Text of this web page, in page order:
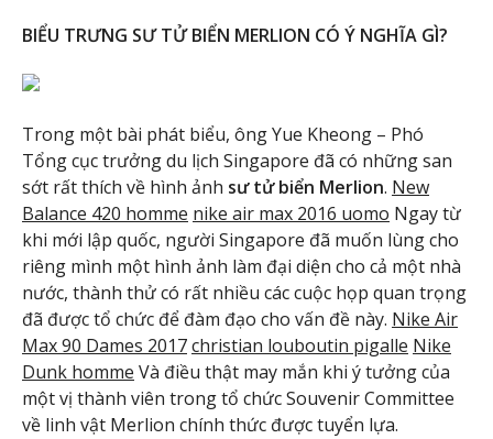
BIỂU TRƯNG SƯ TỬ BIỂN MERLION CÓ Ý NGHĨA GÌ?
Trong một bài phát biểu, ông Yue Kheong – Phó
Tổng cục trưởng du lịch Singapore đã có những san
sớt rất thích về hình ảnh sư tử biển Merlion. New
Balance 420 homme nike air max 2016 uomo Ngay từ
khi mới lập quốc, người Singapore đã muốn lùng cho
riêng mình một hình ảnh làm đại diện cho cả một nhà
nước, thành thử có rất nhiều các cuộc họp quan trọng
đã được tổ chức để đàm đạo cho vấn đề này. Nike Air
Max 90 Dames 2017christian louboutin pigalle Nike
Dunk homme Và điều thật may mắn khi ý tưởng của
một vị thành viên trong tổ chức Souvenir Committee
về linh vật Merlion chính thức được tuyển lựa.